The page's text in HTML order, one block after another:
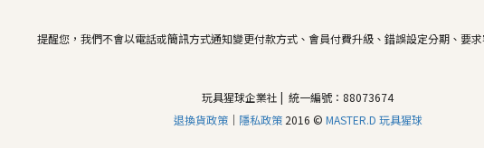
提醒您，我們不會以電話或簡訊方式通知變更付款方式、會員付費升級、錯誤設定分期、要求
玩具猩球企業社 | 統一編號：88073674
退換貨政策｜ 隱私政策 2016 © MASTER.D 玩具猩球